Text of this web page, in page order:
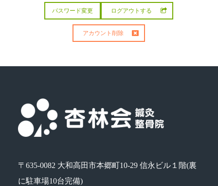
パスワード変更 ログアウトする
アカウント削除
〒635-0082 大和高田市本郷町10-29 信永ビル１階(裏
に駐車場10台完備)